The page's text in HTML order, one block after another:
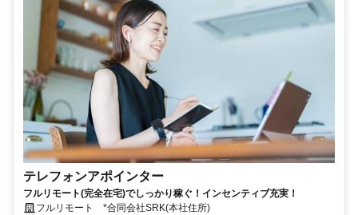
テレフォンアポインター
フルリモート(完全在宅)でしっかり稼ぐ！インセンティブ充実！
フルリモート *合同会社SRK(本社住所)